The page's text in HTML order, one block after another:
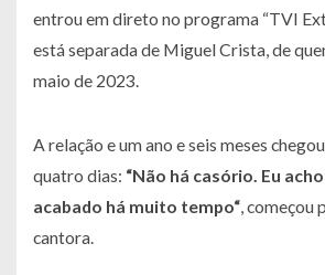
entrou em direto no programa “TVI
está separada de Miguel Crista, de
maio de 2023.
A relação e um ano e seis meses
quatro dias: “Não há casório. Eu
acabado há muito tempo“, começou
cantora.